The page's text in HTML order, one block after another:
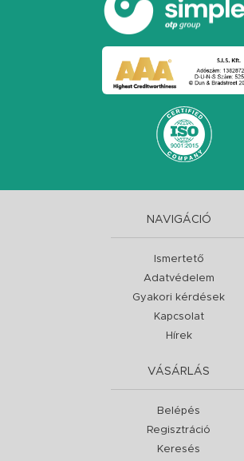
NAVIGÁCIÓ
Ismertető
Adatvédelem
Gyakori kérdések
Kapcsolat
Hírek
VÁSÁRLÁS
Belépés
Regisztráció
Keresés